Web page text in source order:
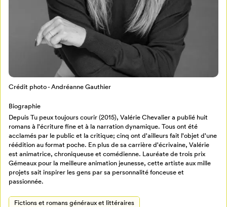
Mon Salon
Programmation
Billetterie
Retour à l’accueil
Crédit photo - Andréanne Gauthier
Biographie
Depuis Tu peux toujours courir (2015), Valérie Chevalier a publié huit
romans à l'écriture fine et à la narration dynamique. Tous ont été
acclamés par le public et la critique; cinq ont d'ailleurs fait l'objet d'une
réédition au format poche. En plus de sa carrière d'écrivaine, Valérie
est animatrice, chroniqueuse et comédienne. Lauréate de trois prix
Gémeaux pour la meilleure animation jeunesse, cette artiste aux mille
projets sait inspirer les gens par sa personnalité fonceuse et
passionnée.
Fictions et romans généraux et littéraires
Pour enregistrer vos favoris,
connectez-vous ou créez votre profil
Mon Salon
Créer un profil
Annuler